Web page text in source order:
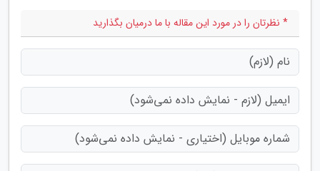
* نظرتان را در مورد این مقاله با ما درمیان بگذارید